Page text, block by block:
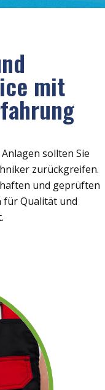
mit
sollten Sie
zurückgreifen.
und geprüften
für Qualität und